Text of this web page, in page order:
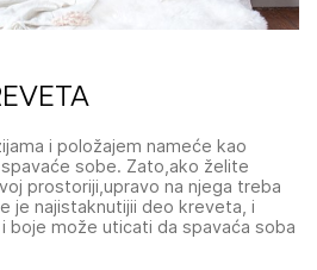
i položajem nameće kao
sobe. Zato,ako želite
prostoriji,upravo na njega treba
je najistaknutijii deo kreveta, i
boje može uticati da spavaća soba